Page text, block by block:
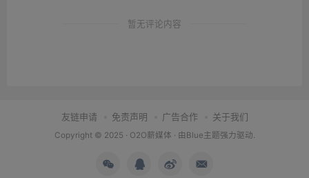
暂无评论内容
友链申请 免责声明 广告合作 关于我们
Copyright © 2025 · O2O薪媒体 · 由 Blue主题强力驱动.